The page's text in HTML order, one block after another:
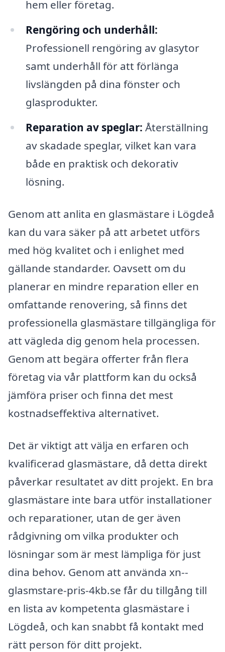
hem eller företag.
Rengöring och underhåll:
Professionell rengöring av glasytor
samt underhåll för att förlänga
livslängden på dina fönster och
glasprodukter.
Reparation av speglar: Återställning
av skadade speglar, vilket kan vara
både en praktisk och dekorativ
lösning.
Genom att anlita en glasmästare i Lögdeå
kan du vara säker på att arbetet utförs
med hög kvalitet och i enlighet med
gällande standarder. Oavsett om du
planerar en mindre reparation eller en
omfattande renovering, så finns det
professionella glasmästare tillgängliga för
att vägleda dig genom hela processen.
Genom att begära offerter från flera
företag via vår plattform kan du också
jämföra priser och finna det mest
kostnadseffektiva alternativet.
Det är viktigt att välja en erfaren och
kvalificerad glasmästare, då detta direkt
påverkar resultatet av ditt projekt. En bra
glasmästare inte bara utför installationer
och reparationer, utan de ger även
rådgivning om vilka produkter och
lösningar som är mest lämpliga för just
dina behov. Genom att använda xn--
glasmstare-pris-4kb.se får du tillgång till
en lista av kompetenta glasmästare i
Lögdeå, och kan snabbt få kontakt med
rätt person för ditt projekt.